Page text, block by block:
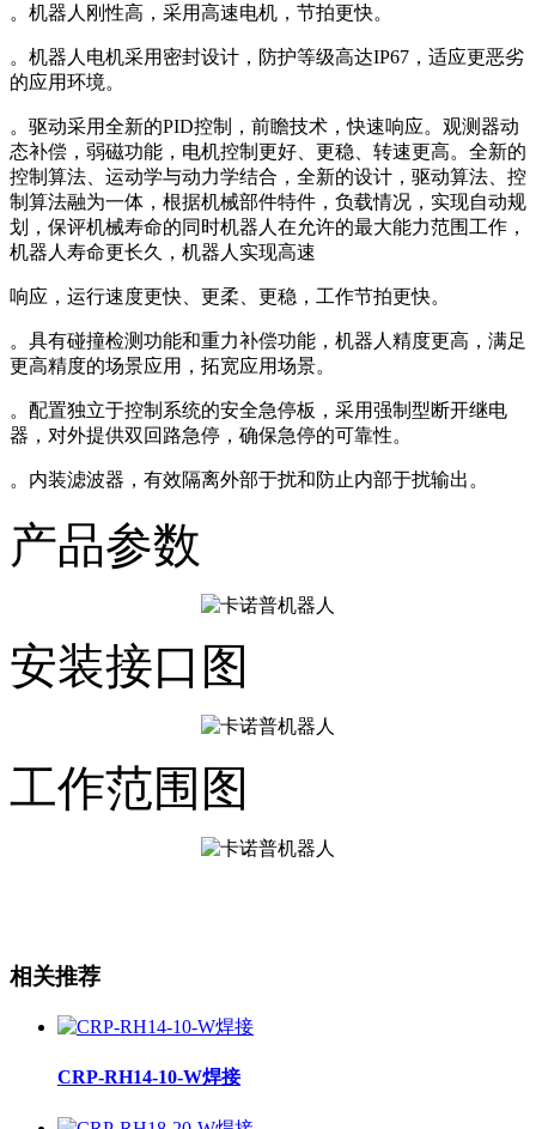
。 机器人刚性高，采用高速电机，节拍更快。
。机器人电机采用密封设计，防护等级高达IP67，适应更恶劣
的应用环境。
。驱动采用全新的PID控制，前瞻技术，快速响应。观测器动
态补偿，弱磁功能，电机控制更好、更稳、转速更高。全新的
控制算法、运动学与动力学结合，全新的设计，驱动算法、控
制算法融为一体，根据机械部件特件，负载情况，实现自动规
划，保评机械寿命的同时机器人在允许的最大能力范围工作，
机器人寿命更长久，机器人实现高速
响应，运行速度更快、更柔、更稳，工作节拍更快。
。具有碰撞检测功能和重力补偿功能，机器人精度更高，满足
更高精度的场景应用，拓宽应用场景。
。 配置独立于控制系统的安全急停板，采用强制型断开继电
器，对外提供双回路急停，确保急停的可靠性。
。 内装滤波器，有效隔离外部于扰和防止内部于扰输出。
产品参数
安装接口图
工作范围图
相关推荐
CRP-RH14-10-W焊接